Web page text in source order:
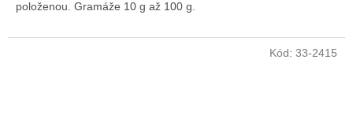
položenou. Gramáže 10 g až 100 g.
Kód: 33-2415